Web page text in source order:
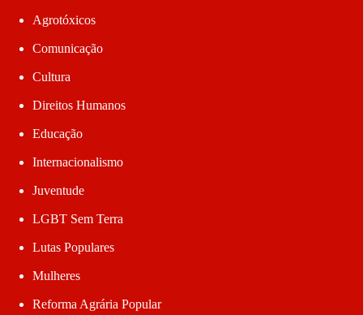
Agrotóxicos
Comunicação
Cultura
Direitos Humanos
Educação
Internacionalismo
Juventude
LGBT Sem Terra
Lutas Populares
Mulheres
Reforma Agrária Popular